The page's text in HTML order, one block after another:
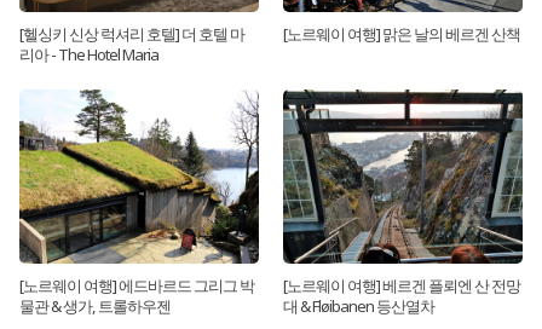
[헬싱키 신상 럭셔리 호텔] 더 호텔 마
리아 - The Hotel Maria
[노르웨이 여행] 맑은 날의 베르겐 산책
[노르웨이 여행] 에드바르드 그리그 박
물관 & 생가, 트롤하우젠
[노르웨이 여행] 베르겐 플뢰엔 산 전망
대 & Fløibanen 등산열차